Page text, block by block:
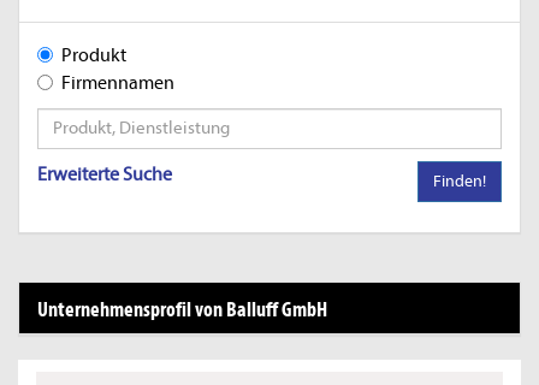
Produkt
Firmennamen
Erweiterte Suche Finden!
Unternehmensprofil von Balluff GmbH